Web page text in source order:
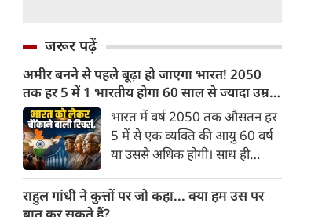
जरूर पढ़ें
अमीर बनने से पहले बूढ़ा हो जाएगा भारत! 2050
तक हर 5 में 1 भारतीय होगा 60 साल से ज्यादा उम्र
का
भारत में वर्ष 2050 तक औसतन हर
5 में से एक व्यक्ति की आयु 60 वर्ष
या उससे अधिक होगी। साथ ही
भारत में रहेंगे। ‘ट्रांसफॉर्म रूरल
राहुल गांधी ने कुत्तों पर जो कहा... क्या हम उस पर